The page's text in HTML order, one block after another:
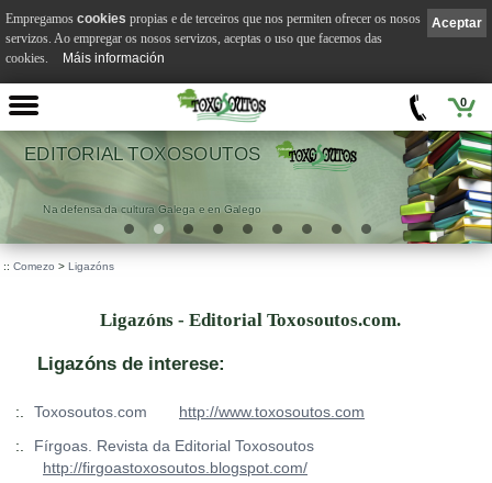
0
EDITORIAL TOXOSOUTOS
Na defensa da cultura Galega e en Galego
:: Comezo > Ligazóns
Ligazóns - Editorial Toxosoutos.com.
Ligazóns de interese:
:. Toxosoutos.com http://www.toxosoutos.com
:. Fírgoas. Revista da Editorial Toxosoutos
http://firgoastoxosoutos.blogspot.com/
Aceptar
Empregamos cookies propias e de terceiros que nos permiten ofrecer os nosos
servizos. Ao empregar os nosos servizos, aceptas o uso que facemos das
cookies.
Máis información